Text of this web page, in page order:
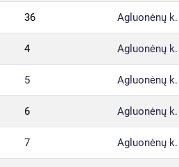
36 Agluonėnų k.
4 Agluonėnų k.
5 Agluonėnų k.
6 Agluonėnų k.
7 Agluonėnų k.